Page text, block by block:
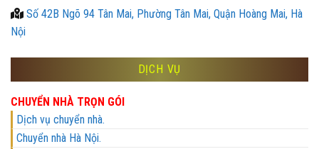
Số 42B Ngõ 94 Tân Mai, Phường Tân Mai, Quận Hoàng Mai, Hà
Nội
DỊCH VỤ
CHUYỂN NHÀ TRỌN GÓI
Dịch vụ chuyển nhà.
Chuyển nhà Hà Nội.